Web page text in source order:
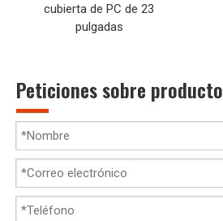
cubierta de PC de 23
pulgadas
Peticiones sobre producto